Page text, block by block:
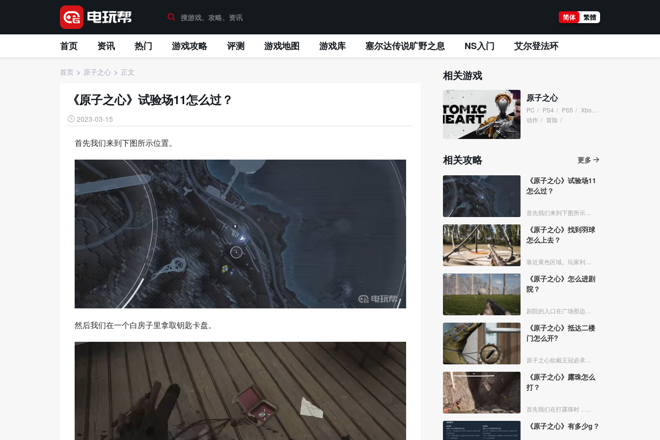
简体 繁體
首页 资讯 热门 游戏攻略 评测 游戏地图 游戏库 塞尔达传说旷野之息 NS入门 艾尔登法环
首页 原子之心 正文
《原子之心》试验场11怎么过？
2023-03-15
首先我们来到下图所示位置。
然后我们在一个白房子里拿取钥匙卡盘。
相关游戏
原子之心
PC / PS4 / PS5 / XboxOne
动作 / 冒险 /
相关攻略 更多
《原子之心》试验场11
怎么过？
《原子之心》找到羽球
怎么上去？
《原子之心》怎么进剧
院？
《原子之心》抵达二楼
门怎么开?
《原子之心》露珠怎么
打？
《原子之心》有多少g？